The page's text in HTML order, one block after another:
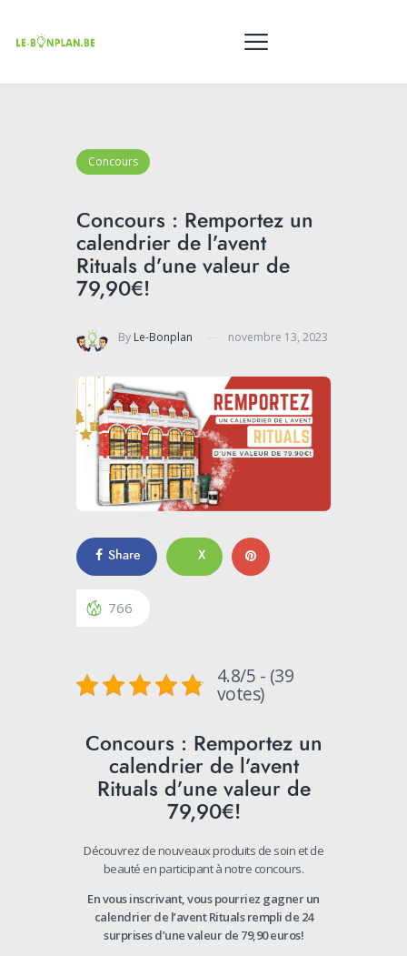
Concours
Concours : Remportez un
calendrier de l’avent
Rituals d’une valeur de
79,90€!
By Le-Bonplan novembre 13, 2023
Share X
766
4.8/5 - (39
votes)
Concours : Remportez un
calendrier de l’avent
Rituals d’une valeur de
79,90€!
Découvrez de nouveaux produits de soin et de
beauté en participant à notre concours.
En vous inscrivant, vous pourriez gagner un
calendrier de l’avent Rituals rempli de 24
surprises d’une valeur de 79,90 euros!